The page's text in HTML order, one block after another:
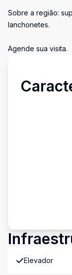
Sobre a região:
lanchonetes.
Agende sua visita.
Elevador